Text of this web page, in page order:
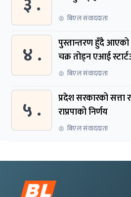
बिएल संवाददाता
४ .
पुस्तान्तरण हुँदै
चक्र तोड्न एआई
बिएल संवाददाता
५ .
प्रदेश सरकारको सत्ता
राप्रपाको निर्णय
बिएल संवाददाता